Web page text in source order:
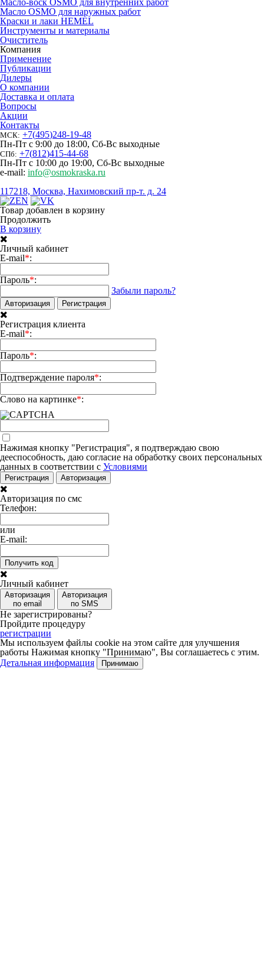
Масло-воск OSMO для внутренних работ
Масло OSMO для наружных работ
Краски и лаки HEMEL
Инструменты и материалы
Очиститель
Компания
Применение
Публикации
Дилеры
О компании
Доставка и оплата
Вопросы
Акции
Контакты
МСК: +7(495)248-19-48
Пн-Пт с 9:00 до 18:00, Сб-Вс выходные
СПб: +7(812)415-44-68
Пн-Пт с 10:00 до 19:00, Сб-Вс выходные
e-mail: info@osmokraska.ru
117218, Москва, Нахимовский пр-т. д. 24
Товар добавлен в корзину
Продолжить
В корзину
Личный кабинет
E-mail*:
Пароль*:
Забыли пароль?
Авторизация Регистрация
Регистрация клиента
E-mail*:
Пароль*:
Подтверждение пароля*:
Слово на картинке*:
Нажимая кнопку "Регистрация", я подтверждаю свою
дееспособность, даю согласие на обработку своих персональных
данных в соответствии с Условиями
Регистрация Авторизация
Авторизация по смс
Телефон:
или
E-mail:
Получить код
Личный кабинет
Авторизация
по email
Авторизация
по SMS
Не зарегистрированы?
Пройдите процедуру
регистрации
Мы используем файлы cookie на этом сайте для улучшения
работы Нажимая кнопку "Принимаю", Вы соглашаетесь с этим.
Детальная информация
Принимаю